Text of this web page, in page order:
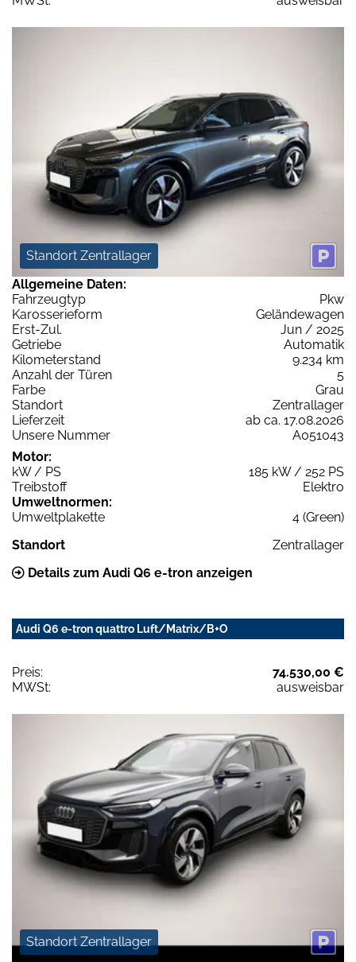
Standort Zentrallager
Allgemeine Daten:
Fahrzeugtyp
Pkw
Karosserieform
Geländewagen
Erst-Zul.
Jun / 2025
Getriebe
Automatik
Kilometerstand
9.234 km
Anzahl der Türen
5
Farbe
Grau
Standort
Zentrallager
Lieferzeit
ab ca. 17.08.2026
Unsere Nummer
A051043
Motor:
kW / PS
185 kW / 252 PS
Treibstoff
Elektro
Umweltnormen:
Umweltplakette
4 (Green)
Standort
Zentrallager
Details zum Audi Q6 e-tron anzeigen
Audi Q6 e-tron quattro Luft/Matrix/B+O
Preis:
74.530,00 €
MWSt:
ausweisbar
Standort Zentrallager